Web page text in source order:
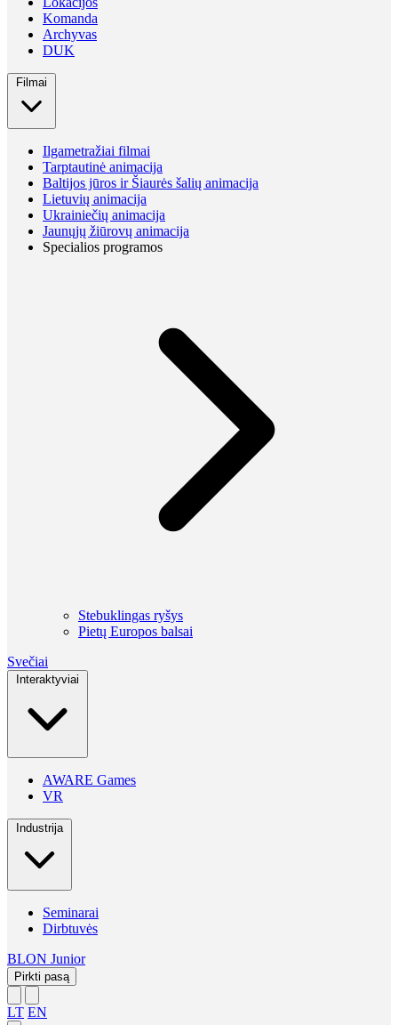
Komanda
Archyvas
DUK
Filmai
Ilgametražiai filmai
Tarptautinė animacija
Baltijos jūros ir Šiaurės šalių animacija
Lietuvių animacija
Ukrainiečių animacija
Jaunųjų žiūrovų animacija
Specialios programos
Stebuklingas ryšys
Pietų Europos balsai
Svečiai
Interaktyviai
AWARE Games
VR
Industrija
Seminarai
Dirbtuvės
BLON Junior
Pirkti pasą
LT EN